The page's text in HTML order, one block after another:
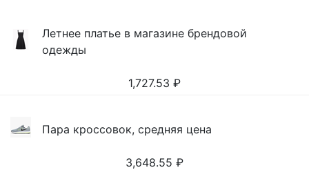
Летнее платье в магазине брендовой
одежды
1,727.53 ₽
Пара кроссовок, средняя цена
3,648.55 ₽